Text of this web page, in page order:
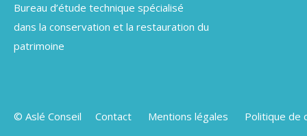
Bureau d’étude technique spécialisé
dans la conservation et la restauration du
patrimoine
© Aslé Conseil Contact Mentions légales Politique de